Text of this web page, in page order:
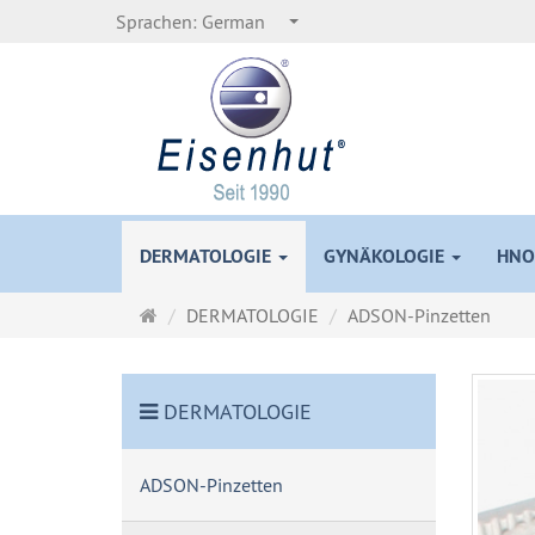
Sprachen: German
DERMATOLOGIE GYNÄKOLOGIE
Startseite
DERMATOLOGIE ADSON-Pinzetten
DERMATOLOGIE
ADSON-Pinzetten